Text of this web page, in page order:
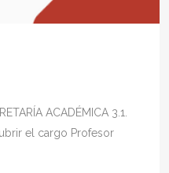
ACADÉMICA 3.1.
el cargo Profesor